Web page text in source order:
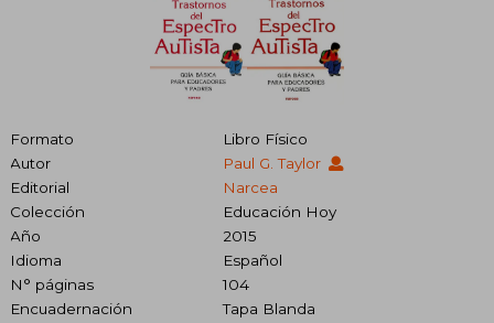
Formato
Libro Físico
Autor
Paul G. Taylor
Editorial
Narcea
Colección
Educación Hoy
Año
2015
Idioma
Español
N° páginas
104
Encuadernación
Tapa Blanda